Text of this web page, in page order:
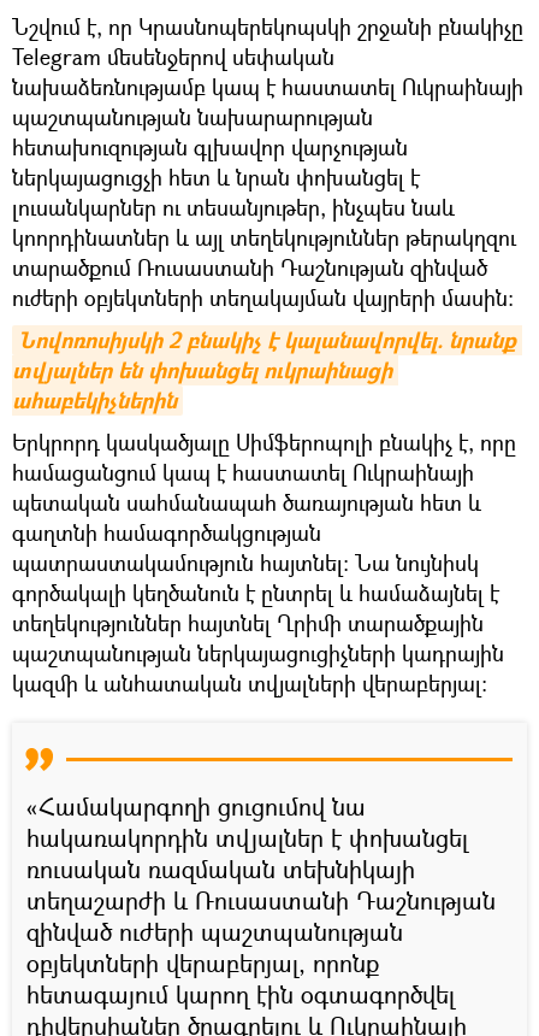
Նշվում է, որ Կրասնոպերեկոպսկի շրջանի բնակիչը
Telegram մեսենջերով սեփական
նախաձեռնությամբ կապ է հաստատել Ուկրաինայի
պաշտպանության նախարարության
հետախուզության գլխավոր վարչության
ներկայացուցչի հետ և նրան փոխանցել է
լուսանկարներ ու տեսանյութեր, ինչպես նաև
կոորդինատներ և այլ տեղեկություններ թերակղզու
տարածքում Ռուսաստանի Դաշնության զինված
ուժերի օբյեկտների տեղակայման վայրերի մասին:
Նովոռոսիյսկի 2 բնակիչ է կալանավորվել. նրանք
տվյալներ են փոխանցել ուկրաինացի
ահաբեկիչներին
Երկրորդ կասկածյալը Սիմֆերոպոլի բնակիչ է, որը
համացանցում կապ է հաստատել Ուկրաինայի
պետական սահմանապահ ծառայության հետ և
գաղտնի համագործակցության
պատրաստակամություն հայտնել: Նա նույնիսկ
գործակալի կեղծանուն է ընտրել և համաձայնել է
տեղեկություններ հայտնել Ղրիմի տարածքային
պաշտպանության ներկայացուցիչների կադրային
կազմի և անհատական տվյալների վերաբերյալ։
«Համակարգողի ցուցումով նա
հակառակորդին տվյալներ է փոխանցել
ռուսական ռազմական տեխնիկայի
տեղաշարժի և Ռուսաստանի Դաշնության
զինված ուժերի պաշտպանության
օբյեկտների վերաբերյալ, որոնք
հետագայում կարող էին օգտագործվել
դիվերսիաներ ծրագրելու և Ուկրաինայի